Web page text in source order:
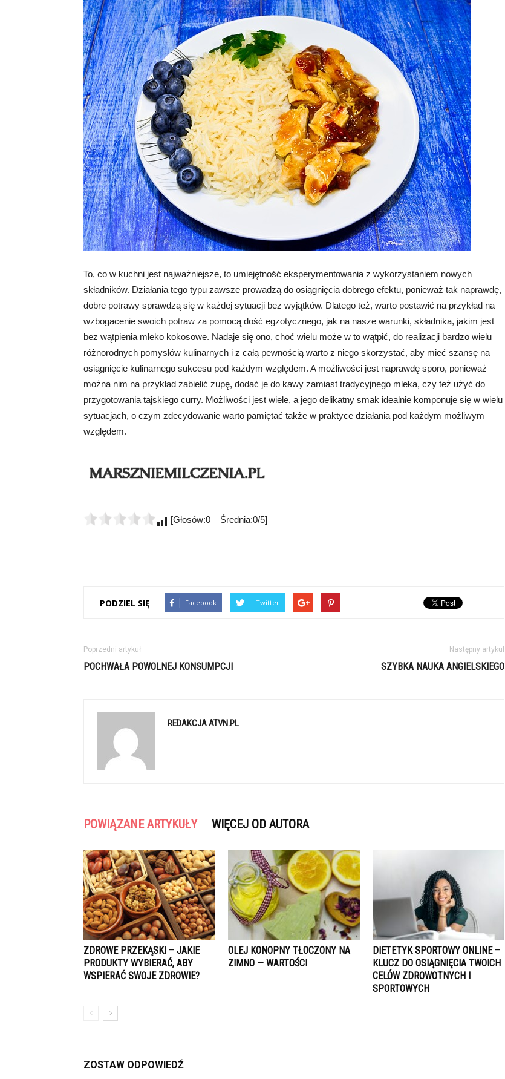
To, co w kuchni jest najważniejsze, to umiejętność eksperymentowania z wykorzystaniem nowych
składników. Działania tego typu zawsze prowadzą do osiągnięcia dobrego efektu, ponieważ tak naprawdę,
dobre potrawy sprawdzą się w każdej sytuacji bez wyjątków. Dlatego też, warto postawić na przykład na
wzbogacenie swoich potraw za pomocą dość egzotycznego, jak na nasze warunki, składnika, jakim jest
bez wątpienia mleko kokosowe. Nadaje się ono, choć wielu może w to wątpić, do realizacji bardzo wielu
różnorodnych pomysłów kulinarnych i z całą pewnością warto z niego skorzystać, aby mieć szansę na
osiągnięcie kulinarnego sukcesu pod każdym względem. A możliwości jest naprawdę sporo, ponieważ
można nim na przykład zabielić zupę, dodać je do kawy zamiast tradycyjnego mleka, czy też użyć do
przygotowania tajskiego curry. Możliwości jest wiele, a jego delikatny smak idealnie komponuje się w wielu
sytuacjach, o czym zdecydowanie warto pamiętać także w praktyce działania pod każdym możliwym
względem.
[Głosów:0 Średnia:0/5]
PODZIEL SIĘ Facebook Twitter
Poprzedni artykuł
POCHWAŁA POWOLNEJ KONSUMPCJI
Następny artykuł
SZYBKA NAUKA ANGIELSKIEGO
REDAKCJA ATVN.PL
POWIĄZANE ARTYKUŁY WIĘCEJ OD AUTORA
ZDROWE PRZEKĄSKI – JAKIE
PRODUKTY WYBIERAĆ, ABY
WSPIERAĆ SWOJE ZDROWIE?
OLEJ KONOPNY TŁOCZONY NA
ZIMNO — WARTOŚCI
DIETETYK SPORTOWY ONLINE –
KLUCZ DO OSIĄGNIĘCIA TWOICH
CELÓW ZDROWOTNYCH I
SPORTOWYCH
ZOSTAW ODPOWIEDŹ